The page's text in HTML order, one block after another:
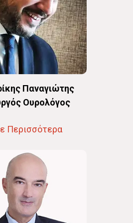
Παναγιώτης
Ουρολόγος
Περισσότερα